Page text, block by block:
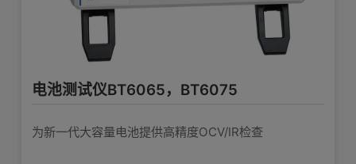
电池测试仪BT6065，BT6075
为新一代大容量电池提供高精度OCV/IR检查